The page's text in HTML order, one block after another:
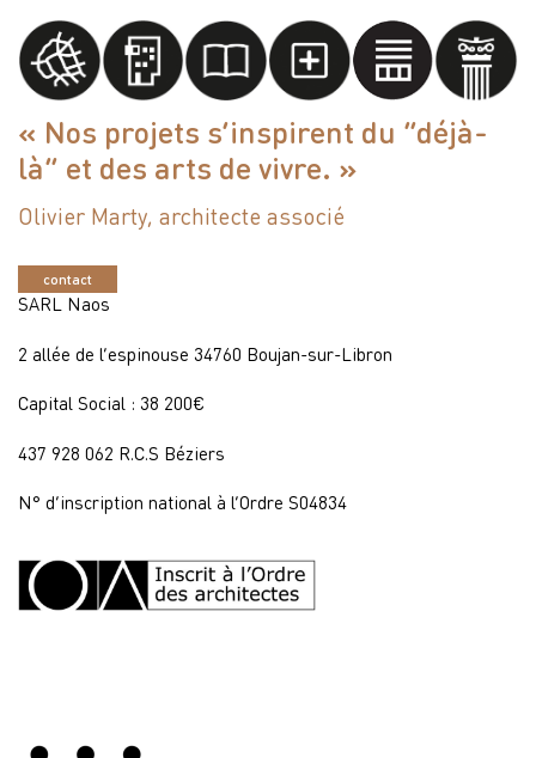
« Nos projets s’inspirent du “déjà-
là” et des arts de vivre. »
Olivier Marty, architecte associé
contact
SARL Naos
2 allée de l’espinouse 34760 Boujan-sur-Libron
Capital Social : 38 200€
437 928 062 R.C.S Béziers
N° d’inscription national à l’Ordre S04834